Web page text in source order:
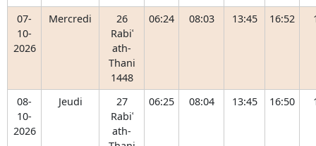
07-
10-
2026
Mercredi
26
Rabiʿ
ath-
Thani
1448
06:24 08:03 13:45 16:52
08-
10-
2026
Jeudi
27
Rabiʿ
ath-
06:25 08:04 13:45 16:50